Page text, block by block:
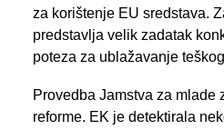
za korištenje EU sredstava.
predstavlja velik zadatak
poteza za ublažavanje
Provedba Jamstva za mlade
reforme. EK je detektirala